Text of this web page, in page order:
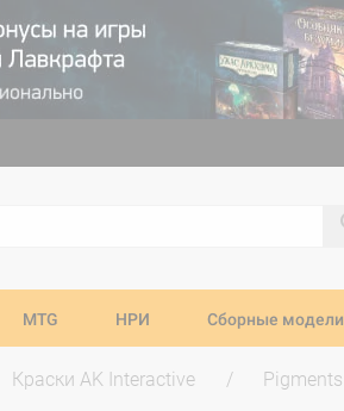
MTG НРИ Сборные модели
Краски AK Interactive Pigments